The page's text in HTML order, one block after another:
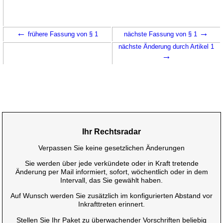
← frühere Fassung von § 1 nächste Fassung von § 1 →
nächste Änderung durch Artikel 1
→
Ihr Rechtsradar
Verpassen Sie keine gesetzlichen Änderungen
Sie werden über jede verkündete oder in Kraft tretende
Änderung per Mail informiert, sofort, wöchentlich oder in dem
Intervall, das Sie gewählt haben.
Auf Wunsch werden Sie zusätzlich im konfigurierten Abstand vor
Inkrafttreten erinnert.
Stellen Sie Ihr Paket zu überwachender Vorschriften beliebig